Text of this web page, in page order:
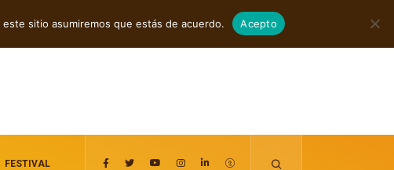
agosto 7, 2026
FESTIVAL
sitio asumiremos que estás de acuerdo. Acepto